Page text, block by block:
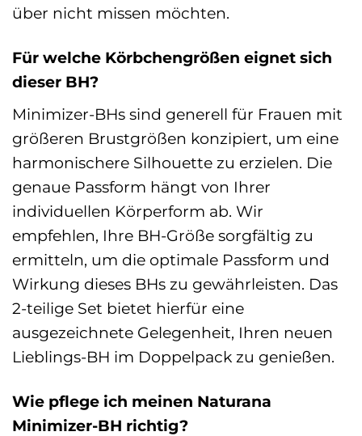
über nicht missen möchten.
Für welche Körbchengrößen eignet sich
dieser BH?
Minimizer-BHs sind generell für Frauen mit
größeren Brustgrößen konzipiert, um eine
harmonischere Silhouette zu erzielen. Die
genaue Passform hängt von Ihrer
individuellen Körperform ab. Wir
empfehlen, Ihre BH-Größe sorgfältig zu
ermitteln, um die optimale Passform und
Wirkung dieses BHs zu gewährleisten. Das
2-teilige Set bietet hierfür eine
ausgezeichnete Gelegenheit, Ihren neuen
Lieblings-BH im Doppelpack zu genießen.
Wie pflege ich meinen Naturana
Minimizer-BH richtig?